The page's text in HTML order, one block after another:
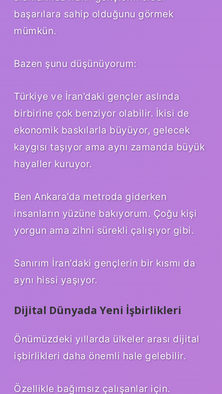
başarılara sahip olduğunu görmek
mümkün.
Bazen şunu düşünüyorum:
Türkiye ve İran’daki gençler aslında
birbirine çok benziyor olabilir. İkisi de
ekonomik baskılarla büyüyor, gelecek
kaygısı taşıyor ama aynı zamanda büyük
hayaller kuruyor.
Ben Ankara’da metroda giderken
insanların yüzüne bakıyorum. Çoğu kişi
yorgun ama zihni sürekli çalışıyor gibi.
Sanırım İran’daki gençlerin bir kısmı da
aynı hissi yaşıyor.
Dijital Dünyada Yeni İşbirlikleri
Önümüzdeki yıllarda ülkeler arası dijital
işbirlikleri daha önemli hale gelebilir.
Özellikle bağımsız çalışanlar için.